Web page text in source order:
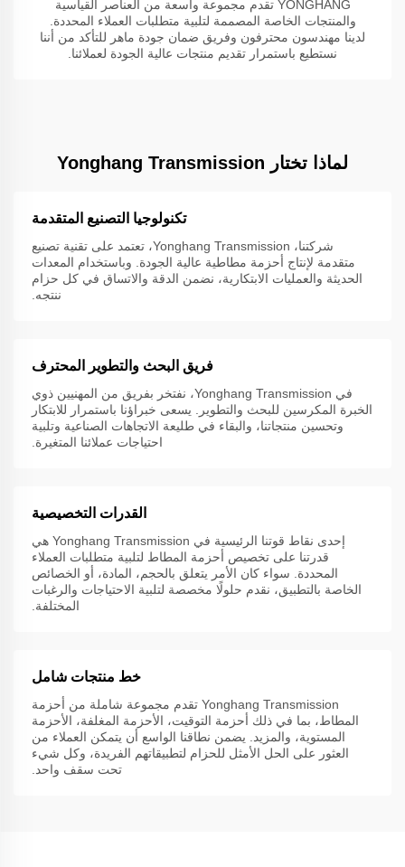
YONGHANG تقدم مجموعة واسعة من العناصر القياسية
والمنتجات الخاصة المصممة لتلبية متطلبات العملاء المحددة.
لدينا مهندسون محترفون وفريق ضمان جودة ماهر للتأكد من أننا
نستطيع باستمرار تقديم منتجات عالية الجودة لعملائنا.
لماذا تختار Yonghang Transmission
تكنولوجيا التصنيع المتقدمة
شركتنا، Yonghang Transmission، تعتمد على تقنية تصنيع
متقدمة لإنتاج أحزمة مطاطية عالية الجودة. وباستخدام المعدات
الحديثة والعمليات الابتكارية، نضمن الدقة والاتساق في كل حزام
ننتجه.
فريق البحث والتطوير المحترف
في Yonghang Transmission، نفتخر بفريق من المهنيين ذوي
الخبرة المكرسين للبحث والتطوير. يسعى خبراؤنا باستمرار للابتكار
وتحسين منتجاتنا، والبقاء في طليعة الاتجاهات الصناعية وتلبية
احتياجات عملائنا المتغيرة.
القدرات التخصيصية
إحدى نقاط قوتنا الرئيسية في Yonghang Transmission هي
قدرتنا على تخصيص أحزمة المطاط لتلبية متطلبات العملاء
المحددة. سواء كان الأمر يتعلق بالحجم، المادة، أو الخصائص
الخاصة بالتطبيق، نقدم حلولًا مخصصة لتلبية الاحتياجات والرغبات
المختلفة.
خط منتجات شامل
Yonghang Transmission تقدم مجموعة شاملة من أحزمة
المطاط، بما في ذلك أحزمة التوقيت، الأحزمة المغلفة، الأحزمة
المستوية، والمزيد. يضمن نطاقنا الواسع أن يتمكن العملاء من
العثور على الحل الأمثل للحزام لتطبيقاتهم الفريدة، وكل شيء
تحت سقف واحد.